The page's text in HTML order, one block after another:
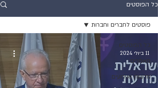
כל הפוסטים
כל הפוסטים
מאמרים
חדשות ואירועים
פוסטים לחברים וחברות
11 ביולי 2024